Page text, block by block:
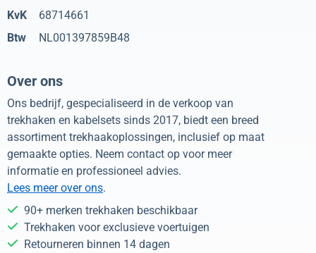
KvK
68714661
Btw
NL001397859B48
Over ons
Ons bedrijf, gespecialiseerd in de verkoop van
trekhaken en kabelsets sinds 2017, biedt een breed
assortiment trekhaakoplossingen, inclusief op maat
gemaakte opties. Neem contact op voor meer
informatie en professioneel advies.
Lees meer over ons.
90+ merken trekhaken beschikbaar
Trekhaken voor exclusieve voertuigen
Retourneren binnen 14 dagen